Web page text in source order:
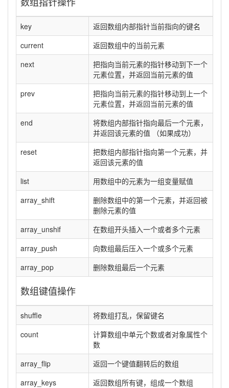
key
返回数组内部指针当前指向的键名
current
返回数组中的当前元素
next
把指向当前元素的指针移动到下一个
元素位置，并返回当前元素的值
prev
把指向当前元素的指针移动到上一个
元素位置，并返回当前元素的值
end
将数组内部指针指向最后一个元素，
并返回该元素的值 （如果成功）
reset
把数组内部指针指向第一个元素，并
返回该元素的值
list
用数组中的元素为一组变量赋值
array_shift
删除数组中的第一个元素，并返回被
删除元素的值
array_unshif
在数组开头插入一个或者多个元素
array_push
向数组最后压入一个或多个元素
array_pop
删除数组最后一个元素
数组键值操作
shuffle
将数组打乱，保留键名
count
计算数组中单元个数或者对象属性个
数
array_flip
返回一个键值翻转后的数组
array_keys
返回数组所有键，组成一个数组